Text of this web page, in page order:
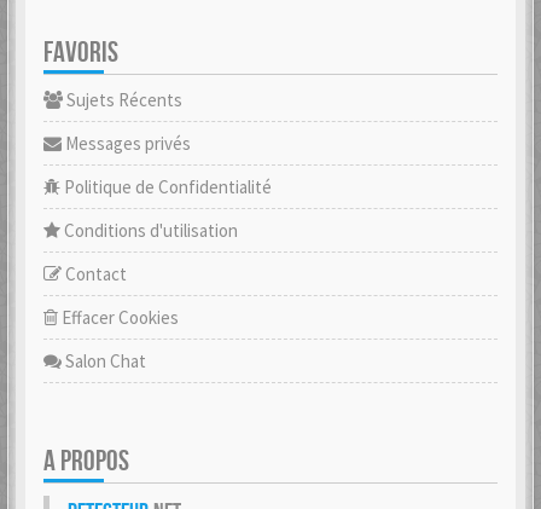
FAVORIS
Sujets Récents
Messages privés
Politique de Confidentialité
Conditions d'utilisation
Contact
Effacer Cookies
Salon Chat
A PROPOS